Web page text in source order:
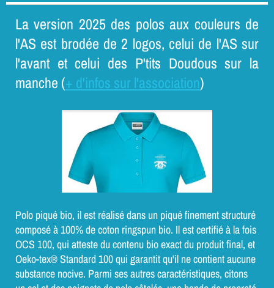
La version 2025 des polos aux couleurs de
l'AS est brodée de 2 logos, celui de l'AS sur
l'avant et celui des P'tits Doudous sur la
manche (+ d'infos sur l'association)
Polo piqué bio, il est réalisé dans un piqué finement structuré
composé à 100% de coton ringspun bio. Il est certifié à la fois
OCS 100, qui atteste du contenu bio exact du produit final, et
Oeko-tex® Standard 100 qui garantit qu'il ne contient aucune
substance nocive. Parmi ses autres caractéristiques, citons